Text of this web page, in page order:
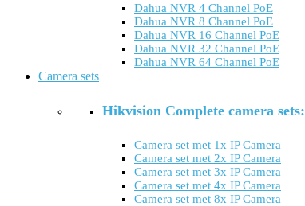
Dahua NVR 4 Channel PoE
Dahua NVR 8 Channel PoE
Dahua NVR 16 Channel PoE
Dahua NVR 32 Channel PoE
Dahua NVR 64 Channel PoE
Camera sets
Hikvision Complete camera sets:
Camera set met 1x IP Camera
Camera set met 2x IP Camera
Camera set met 3x IP Camera
Camera set met 4x IP Camera
Camera set met 8x IP Camera